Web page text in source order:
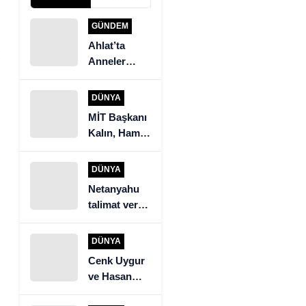
GÜNDEM
Ahlat’ta
Anneler
Günü Yemek
Yarışması
DÜNYA
MİT Başkanı
Kalın, Hamas
heyeti ile
görüştü
DÜNYA
Netanyahu
talimat verdi.
İsrail ordusu
Beyrut’un
güneyine
saldırıyor
DÜNYA
Cenk Uygur
ve Hasan
Piker’den